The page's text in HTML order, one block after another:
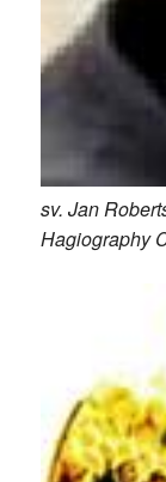
sv. Jan
Hagiography